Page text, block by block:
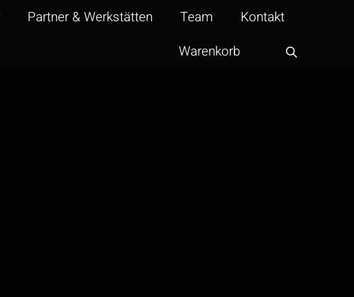
Partner & Werkstätten Team
Kontakt
Warenkorb